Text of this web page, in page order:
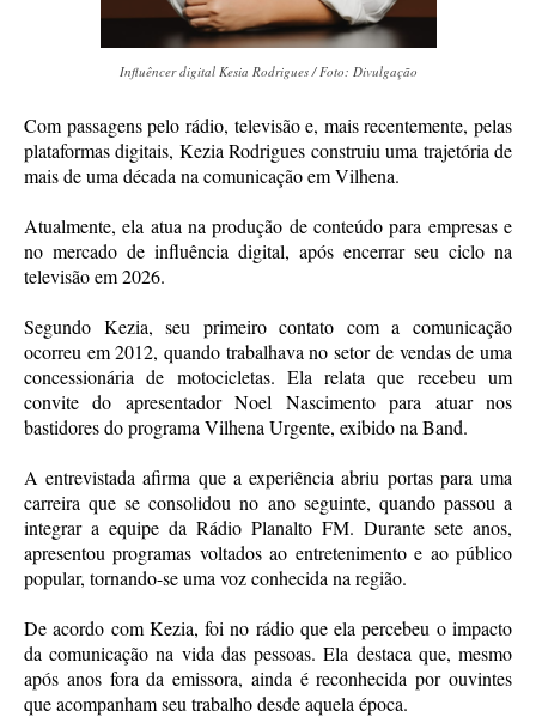
Influêncer digital Kesia Rodrigues / Foto: Divulgação
Com passagens pelo rádio, televisão e, mais recentemente, pelas
plataformas digitais, Kezia Rodrigues construiu uma trajetória de
mais de uma década na comunicação em Vilhena.
Atualmente, ela atua na produção de conteúdo para empresas e
no mercado de influência digital, após encerrar seu ciclo na
televisão em 2026.
Segundo Kezia, seu primeiro contato com a comunicação
ocorreu em 2012, quando trabalhava no setor de vendas de uma
concessionária de motocicletas. Ela relata que recebeu um
convite do apresentador Noel Nascimento para atuar nos
bastidores do programa Vilhena Urgente, exibido na Band.
A entrevistada afirma que a experiência abriu portas para uma
carreira que se consolidou no ano seguinte, quando passou a
integrar a equipe da Rádio Planalto FM. Durante sete anos,
apresentou programas voltados ao entretenimento e ao público
popular, tornando-se uma voz conhecida na região.
De acordo com Kezia, foi no rádio que ela percebeu o impacto
da comunicação na vida das pessoas. Ela destaca que, mesmo
após anos fora da emissora, ainda é reconhecida por ouvintes
que acompanham seu trabalho desde aquela época.